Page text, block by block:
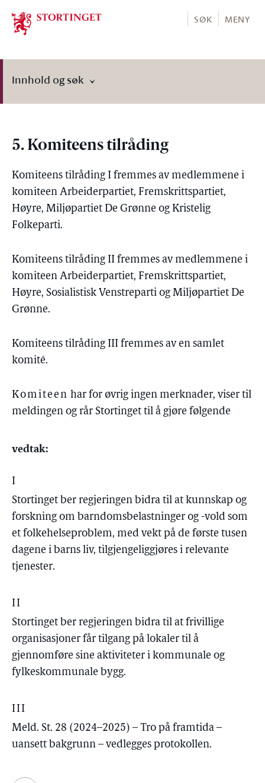
Stortinget.no
SØK MENY
Innhold og søk
5. Komiteens tilråding
Komiteens tilråding I fremmes av medlemmene i
komiteen Arbeiderpartiet, Fremskrittspartiet,
Høyre, Miljøpartiet De Grønne og Kristelig
Folkeparti.
Komiteens tilråding II fremmes av medlemmene i
komiteen Arbeiderpartiet, Fremskrittspartiet,
Høyre, Sosialistisk Venstreparti og Miljøpartiet De
Grønne.
Komiteens tilråding III fremmes av en samlet
komité.
Komiteen har for øvrig ingen merknader, viser til
meldingen og rår Stortinget til å gjøre følgende
vedtak:
I
Stortinget ber regjeringen bidra til at kunnskap og
forskning om barndomsbelastninger og -vold som
et folkehelseproblem, med vekt på de første tusen
dagene i barns liv, tilgjengeliggjøres i relevante
tjenester.
II
Stortinget ber regjeringen bidra til at frivillige
organisasjoner får tilgang på lokaler til å
gjennomføre sine aktiviteter i kommunale og
fylkeskommunale bygg.
III
Meld. St. 28 (2024–2025) – Tro på framtida –
uansett bakgrunn – vedlegges protokollen.